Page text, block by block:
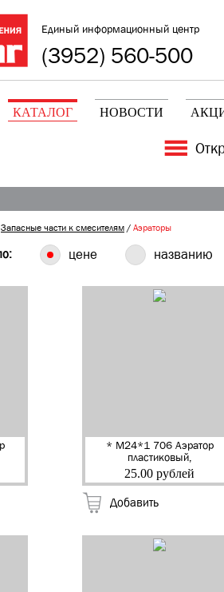
Единый информационный центр
(3952) 560-500
КАТАЛОГ НОВОСТИ
Запасные части к смесителям/Аэраторы
цене названию
* M24*1 706 Аэратор
пластиковый,
внутренняя резьба
"ORTA" (40)
25.00 рублей
Добавить